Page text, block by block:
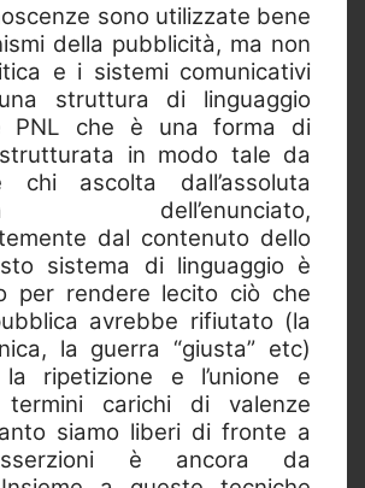
sono utilizzate bene
della pubblicità, ma non
e i sistemi comunicativi
struttura di linguaggio
PNL che è una forma di
in modo tale da
chi ascolta dall’assoluta
dell’enunciato,
dal contenuto dello
sistema di linguaggio è
per rendere lecito ciò che
avrebbe rifiutato (la
la guerra “giusta” etc)
ripetizione e l’unione e
carichi di valenze
siamo liberi di fronte a
è ancora da